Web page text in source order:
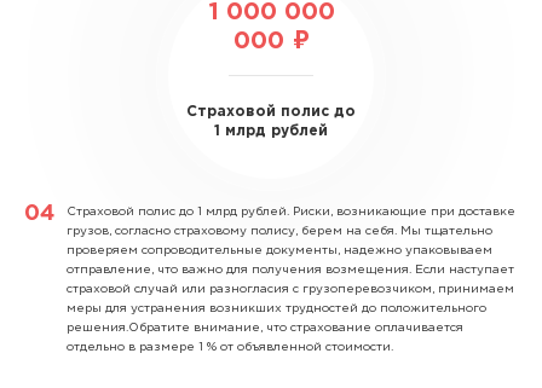
1 000 000
000 ₽
Страховой полис до
1 млрд рублей
Страховой полис до 1 млрд рублей. Риски, возникающие при доставке
грузов, согласно страховому полису, берем на себя. Мы тщательно
проверяем сопроводительные документы, надежно упаковываем
отправление, что важно для получения возмещения. Если наступает
страховой случай или разногласия с грузоперевозчиком, принимаем
меры для устранения возникших трудностей до положительного
решения.Обратите внимание, что страхование оплачивается
отдельно в размере 1 % от объявленной стоимости.